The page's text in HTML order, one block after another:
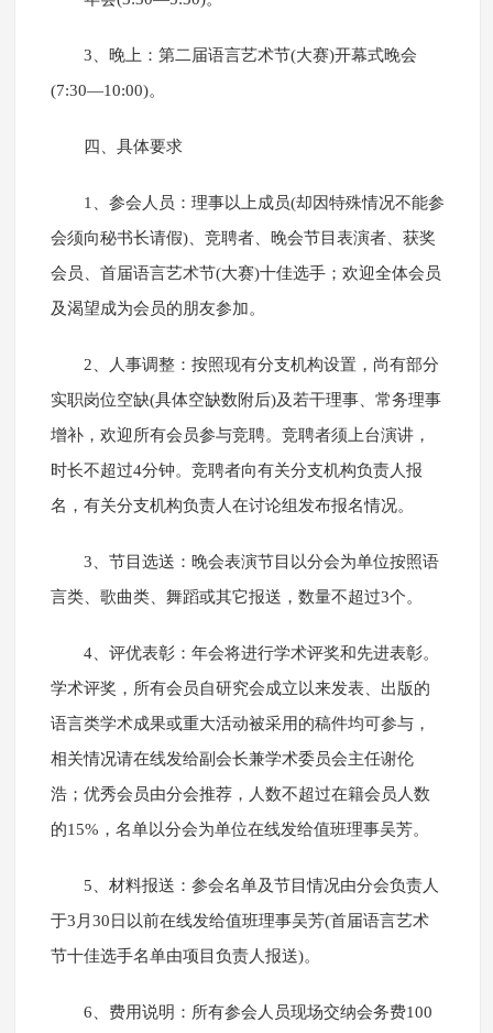
3、晚上：第二届语言艺术节(大赛)开幕式晚会
(7:30—10:00)。
四、具体要求
1、参会人员：理事以上成员(却因特殊情况不能参
会须向秘书长请假)、竞聘者、晚会节目表演者、获奖
会员、首届语言艺术节(大赛)十佳选手；欢迎全体会员
及渴望成为会员的朋友参加。
2、人事调整：按照现有分支机构设置，尚有部分
实职岗位空缺(具体空缺数附后)及若干理事、常务理事
增补，欢迎所有会员参与竞聘。竞聘者须上台演讲，
时长不超过4分钟。竞聘者向有关分支机构负责人报
名，有关分支机构负责人在讨论组发布报名情况。
3、节目选送：晚会表演节目以分会为单位按照语
言类、歌曲类、舞蹈或其它报送，数量不超过3个。
4、评优表彰：年会将进行学术评奖和先进表彰。
学术评奖，所有会员自研究会成立以来发表、出版的
语言类学术成果或重大活动被采用的稿件均可参与，
相关情况请在线发给副会长兼学术委员会主任谢伦
浩；优秀会员由分会推荐，人数不超过在籍会员人数
的15%，名单以分会为单位在线发给值班理事吴芳。
5、材料报送：参会名单及节目情况由分会负责人
于3月30日以前在线发给值班理事吴芳(首届语言艺术
节十佳选手名单由项目负责人报送)。
6、费用说明：所有参会人员现场交纳会务费100